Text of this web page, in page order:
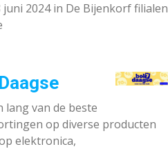
juni 2024 in De Bijenkorf filialen
lang van de beste
op diverse producten
elektronica,